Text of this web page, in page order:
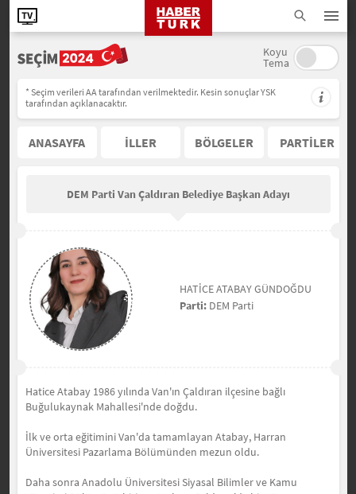
Koyu
Tema
* Seçim verileri AA tarafından verilmektedir. Kesin sonuçlar YSK
tarafından açıklanacaktır.
ANASAYFA İLLER BÖLGELER PARTİLER
DEM Parti Van Çaldıran Belediye Başkan Adayı
HATİCE ATABAY GÜNDOĞDU
Parti: DEM Parti
Hatice Atabay 1986 yılında Van'ın Çaldıran ilçesine bağlı
Buğulukaynak Mahallesi'nde doğdu.
İlk ve orta eğitimini Van'da tamamlayan Atabay, Harran
Üniversitesi Pazarlama Bölümünden mezun oldu.
Daha sonra Anadolu Üniversitesi Siyasal Bilimler ve Kamu